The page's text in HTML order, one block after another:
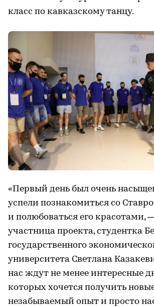
класс по кавказскому танцу.
«Первый день был очень
успели познакомиться со
и полюбоваться его красотами,
участница проекта, студентка
государственного
университета Светлана
нас ждут не менее интересные
которых хочется получить
незабываемый опыт и просто